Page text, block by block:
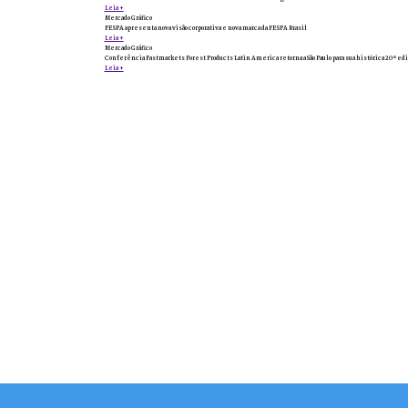
Leia +
Mercado Gráfico
FESPA apresenta nova visão corporativa e nova marca da FESPA Brasil
Leia +
Mercado Gráfico
Conferência Fastmarkets Forest Products Latin America retorna a São Paulo para sua histórica 20ª
Leia +